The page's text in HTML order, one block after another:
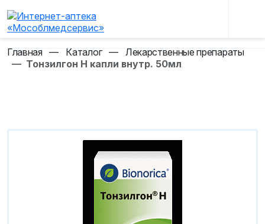
Главная — Каталог — Лекарственные препараты
— Тонзилгон Н капли внутр. 50мл